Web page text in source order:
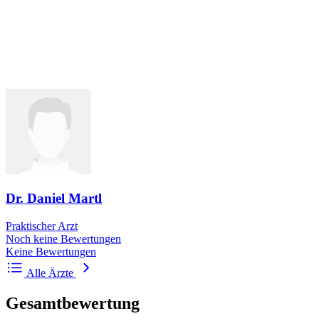
Dr. Daniel Martl
Praktischer Arzt
Noch keine Bewertungen
Keine Bewertungen
Alle Ärzte
Gesamtbewertung